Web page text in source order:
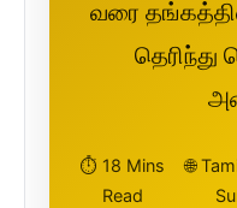
வரை
⏱️ 18 Mins
Read
🌐